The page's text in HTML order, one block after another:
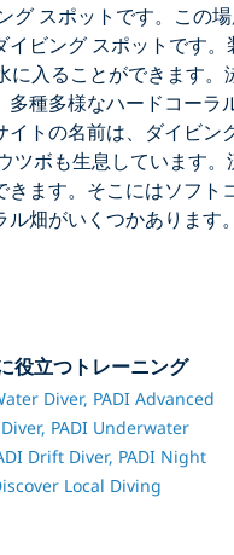
スポットです。この
ビング スポットです
入ることができます。
種多様なハードコーラ
トの名前は、ダイビン
ツボも生息しています
ます。そこにはソフト
畑がいくつかあります
役立つトレーニング
Diver, PADI Advanced
PADI Underwater
Drift Diver, PADI Night
Local Diving